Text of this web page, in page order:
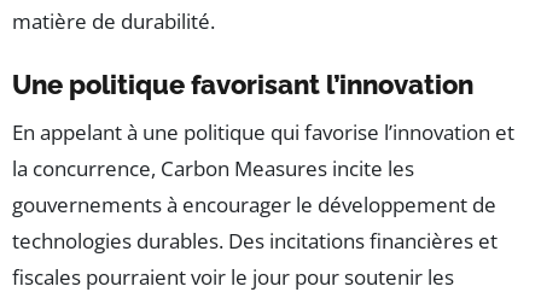
matière de durabilité.
Une politique favorisant l’innovation
En appelant à une politique qui favorise l’innovation et
la concurrence, Carbon Measures incite les
gouvernements à encourager le développement de
technologies durables. Des incitations financières et
fiscales pourraient voir le jour pour soutenir les